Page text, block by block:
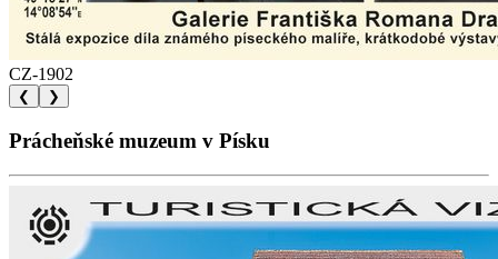
CZ-1902
❮ ❯
Prácheňské muzeum v Písku